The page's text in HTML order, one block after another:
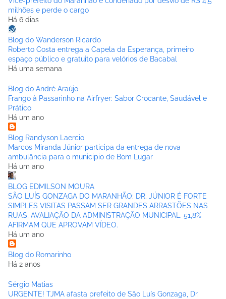
milhões e perde o cargo
Há 6 dias
Blog do Wanderson Ricardo
Roberto Costa entrega a Capela da Esperança, primeiro
espaço público e gratuito para velórios de Bacabal
Há uma semana
Blog do André Araújo
Frango à Passarinho na Airfryer: Sabor Crocante, Saudável e
Prático
Há um ano
Blog Randyson Laercio
Marcos Miranda Júnior participa da entrega de nova
ambulância para o municipio de Bom Lugar
Há um ano
BLOG EDMILSON MOURA
SÃO LUÍS GONZAGA DO MARANHÃO: DR. JÚNIOR É FORTE
SIMPLES VISITAS PASSAM SER GRANDES ARRASTÕES NAS
RUAS, AVALIAÇÃO DA ADMINISTRAÇÃO MUNICIPAL. 51,8%
AFIRMAM QUE APROVAM VÍDEO.
Há um ano
Blog do Romarinho
Há 2 anos
Sérgio Matias
URGENTE! TJMA afasta prefeito de São Luís Gonzaga, Dr.